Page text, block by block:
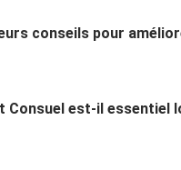
conseils pour
est-il essentiel